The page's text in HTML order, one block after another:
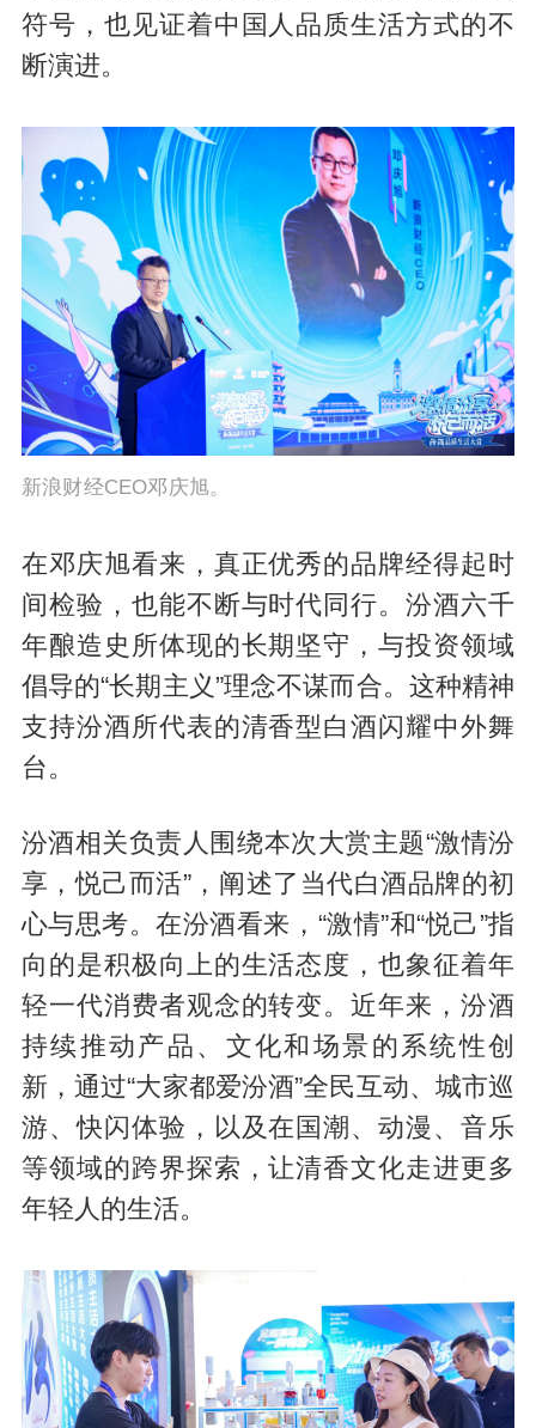
符号，也见证着中国人品质生活方式的不
断演进。
新浪财经CEO邓庆旭。
在邓庆旭看来，真正优秀的品牌经得起时
间检验，也能不断与时代同行。汾酒六千
年酿造史所体现的长期坚守，与投资领域
倡导的“长期主义”理念不谋而合。这种精神
支持汾酒所代表的清香型白酒闪耀中外舞
台。
汾酒相关负责人围绕本次大赏主题“激情汾
享，悦己而活”，阐述了当代白酒品牌的初
心与思考。在汾酒看来，“激情”和“悦己”指
向的是积极向上的生活态度，也象征着年
轻一代消费者观念的转变。近年来，汾酒
持续推动产品、文化和场景的系统性创
新，通过“大家都爱汾酒”全民互动、城市巡
游、快闪体验，以及在国潮、动漫、音乐
等领域的跨界探索，让清香文化走进更多
年轻人的生活。